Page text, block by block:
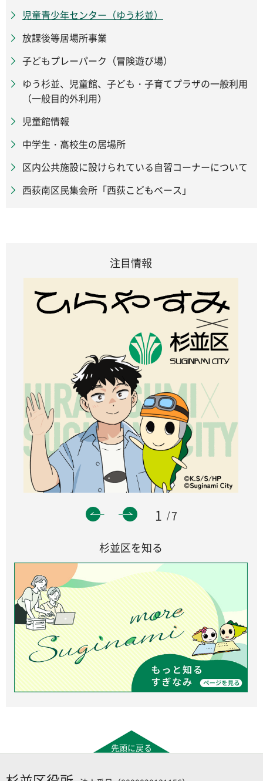
児童青少年センター（ゆう杉並）
放課後等居場所事業
子どもプレーパーク（冒険遊び場）
ゆう杉並、児童館、子ども・子育てプラザの一般利用
（一般目的外利用）
児童館情報
中学生・高校生の居場所
区内公共施設に設けられている自習コーナーについて
西荻南区民集会所「西荻こどもベース」
注目情報
1
7
杉並区を知る
先頭に戻る